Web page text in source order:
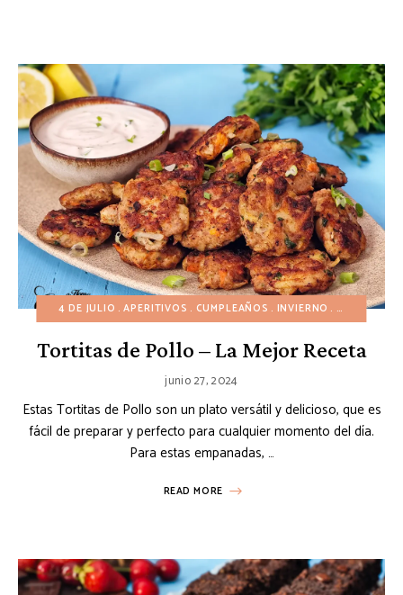
4 DE JULIO APERITIVOS CUMPLEAÑOS INVIERNO NAVIDAD
Tortitas de Pollo – La Mejor Receta
junio 27, 2024
Estas Tortitas de Pollo son un plato versátil y delicioso, que es
fácil de preparar y perfecto para cualquier momento del día.
Para estas empanadas, …
READ MORE